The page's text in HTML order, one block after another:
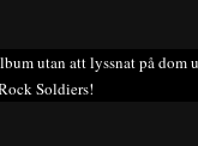
utan att lyssnat på dom
Soldiers!